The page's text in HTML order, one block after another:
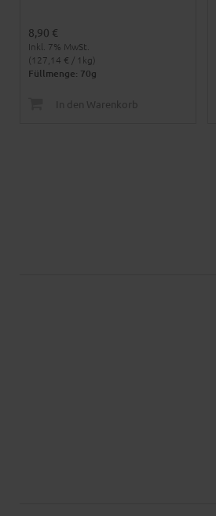
8,90 €
Inkl. 7% MwSt.
(127,14 € / 1kg)
Füllmenge: 70g
In den Warenkorb